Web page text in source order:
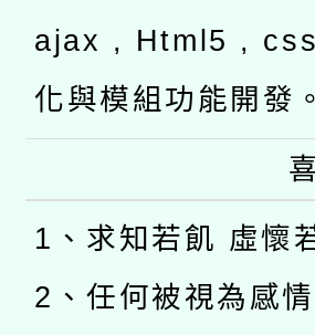
ajax , Html5 ,
化與模組功能開發。
1、求知若飢 虛懷
2、任何被視為感